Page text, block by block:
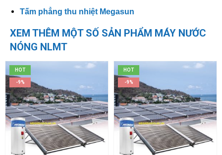
Tấm phẳng thu nhiệt Megasun
XEM THÊM MỘT SỐ SẢN PHẨM MÁY NƯỚC
NÓNG NLMT
HOT
-9%
HOT
-9%